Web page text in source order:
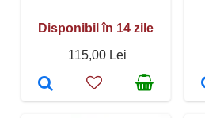
Disponibil în 14 zile
115,00 Lei